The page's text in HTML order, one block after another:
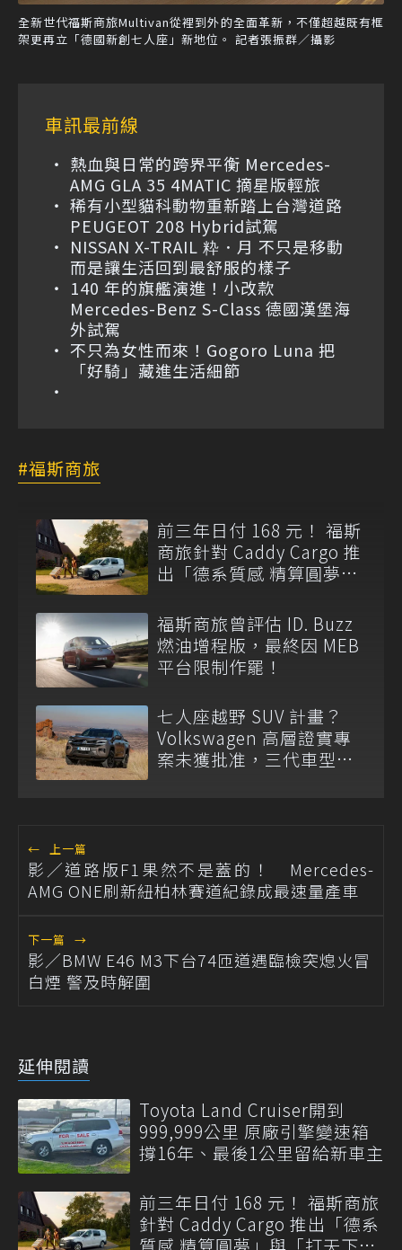
全新世代福斯商旅Multivan從裡到外的全面革新，不僅超越既有框
架更再立「德國新創七人座」新地位。 記者張振群／攝影
車訊最前線
熱血與日常的跨界平衡 Mercedes-
AMG GLA 35 4MATIC 摘星版輕旅
稀有小型貓科動物重新踏上台灣道路
PEUGEOT 208 Hybrid試駕
NISSAN X-TRAIL 粋．月 不只是移動
而是讓生活回到最舒服的樣子
140 年的旗艦演進！小改款
Mercedes-Benz S-Class 德國漢堡海
外試駕
不只為女性而來！Gogoro Luna 把
「好騎」藏進生活細節
福斯商旅
前三年日付 168 元！ 福斯
商旅針對 Caddy Cargo 推
出「德系質感 精算圓夢」
福斯商旅曾評估 ID. Buzz
燃油增程版，最終因 MEB
平台限制作罷！
七人座越野 SUV 計畫？
Volkswagen 高層證實專
案未獲批准，三代車型不
← 上一篇
影／道路版F1果然不是蓋的！ Mercedes-
AMG ONE刷新紐柏林賽道紀錄成最速量產車
下一篇 →
影／BMW E46 M3下台74匝道遇臨檢突熄火冒
白煙 警及時解圍
延伸閱讀
Toyota Land Cruiser開到
999,999公里 原廠引擎變速箱
撐16年、最後1公里留給新車主
前三年日付 168 元！ 福斯商旅
針對 Caddy Cargo 推出「德系